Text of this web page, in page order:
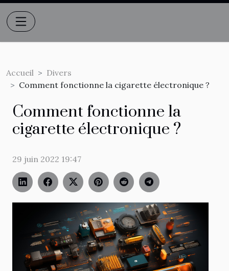
Accueil
Divers
Comment fonctionne la cigarette électronique ?
Comment fonctionne la
cigarette électronique ?
29 juin 2022 19:47